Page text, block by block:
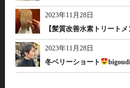
2023年11月28日
【髪質改善水素トリート
2023年11月28日
冬ベリーショート